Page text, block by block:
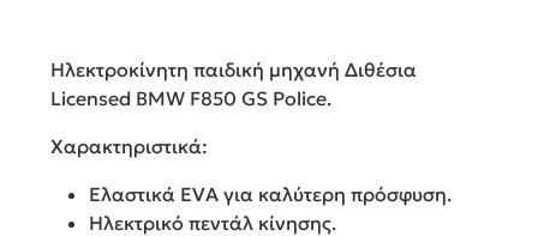
Ηλεκτροκίνητη παιδική μηχανή Διθέσια
Licensed BMW F850 GS Police.
Χαρακτηριστικά:
Ελαστικά EVA για καλύτερη πρόσφυση.
Ηλεκτρικό πεντάλ κίνησης.